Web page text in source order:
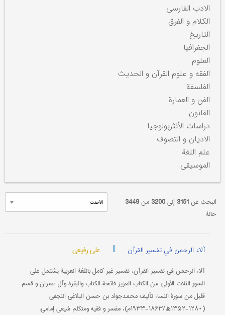
الادب الفارسی
الکلام و الفرق
التاریخ
الجغرافیا
العلوم
الفقه و علوم القرآن و الحدیث
الفلسفة
الفن و العمارة
القانون
دراسات الأنثربولوجیا
الادیان و التصوف
علم اللغة
الموسیقی
البحث عن3151 إلی3200 من3449
حالة
آلاء الرحمن في تفسیر القرآن | علی رفیعی
آلاء الرحمن في تفسیر القرآن، تفسیر غیر کامل باللغة العربیة یشتمل علی
السور الثلاث الأولی: من الکتاب العزیز فاتحة الکتاب والبقرة وآل عمران و قسم
قلیل من سورة النساء تألیف محمدجواد بن حسن البلاغي النجفي
(۱۲۸۰-۱۳۵۲ھ/۱۸۶۳-۱۹۳۳م)، مفسر و فقیه ومتکلم شیعي إمامي.